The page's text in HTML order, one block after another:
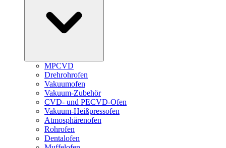
MPCVD
Drehrohrofen
Vakuumofen
Vakuum-Zubehör
CVD- und PECVD-Ofen
Vakuum-Heißpressofen
Atmosphärenofen
Rohrofen
Dentalofen